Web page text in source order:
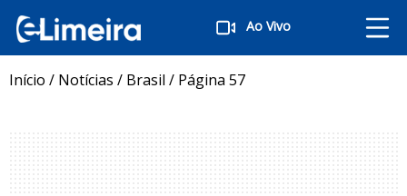
Ao Vivo
Início / Notícias / Brasil / Página 57